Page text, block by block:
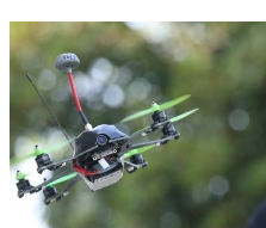
Yaxın Şərq
Avropa
Amerika
Asiya
Afrika
Çarpaz baxış
Təhlil